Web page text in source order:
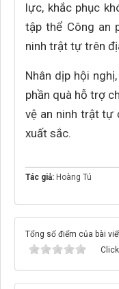
lực, khắc phục
tập thể Công an
ninh trật tự trên
Nhân dịp hội
phần quà hỗ trợ
vệ an ninh trật tự
xuất sắc.
Tác giả: Hoàng Tú
Tổng số điểm của bài